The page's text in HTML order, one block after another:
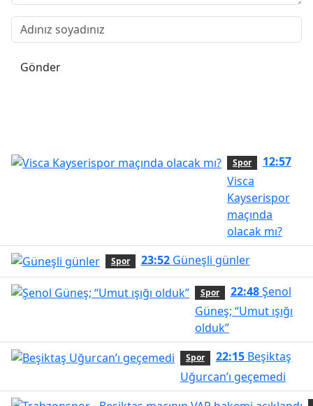
Gönder
Spor
12:57
Visca
Kayserispor
maçında
olacak mı?
Spor 23:52Güneşli günler
Spor 22:48Şenol
Güneş; “Umut ışığı
olduk”
Spor 22:15Beşiktaş
Uğurcan’ı geçemedi